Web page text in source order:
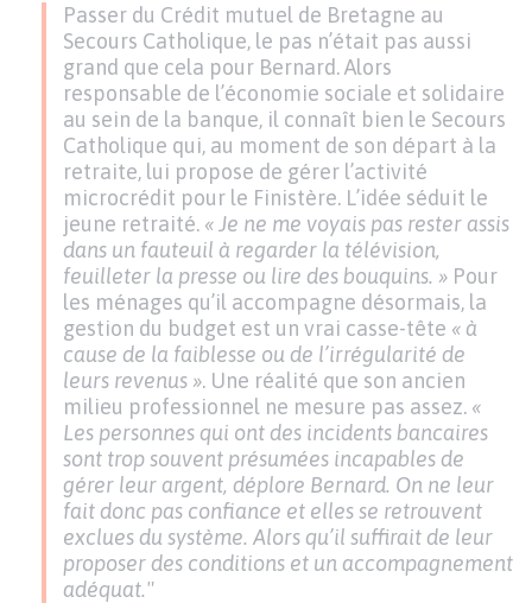
Passer du Crédit mutuel de Bretagne au
Secours Catholique, le pas n’était pas aussi
grand que cela pour Bernard. Alors
responsable de l’économie sociale et solidaire
au sein de la banque, il connaît bien le Secours
Catholique qui, au moment de son départ à la
retraite, lui propose de gérer l’activité
microcrédit pour le Finistère. L’idée séduit le
jeune retraité. « Je ne me voyais pas rester assis
dans un fauteuil à regarder la télévision,
feuilleter la presse ou lire des bouquins. » Pour
les ménages qu’il accompagne désormais, la
gestion du budget est un vrai casse-tête « à
cause de la faiblesse ou de l’irrégularité de
leurs revenus ». Une réalité que son ancien
milieu professionnel ne mesure pas assez. «
Les personnes qui ont des incidents bancaires
sont trop souvent présumées incapables de
gérer leur argent, déplore Bernard. On ne leur
fait donc pas confiance et elles se retrouvent
exclues du système. Alors qu’il suffirait de leur
proposer des conditions et un accompagnement
adéquat."